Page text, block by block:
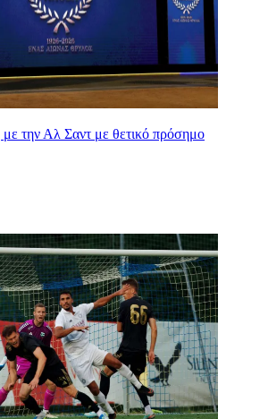
την Αλ Σαντ με θετικό πρόσημο